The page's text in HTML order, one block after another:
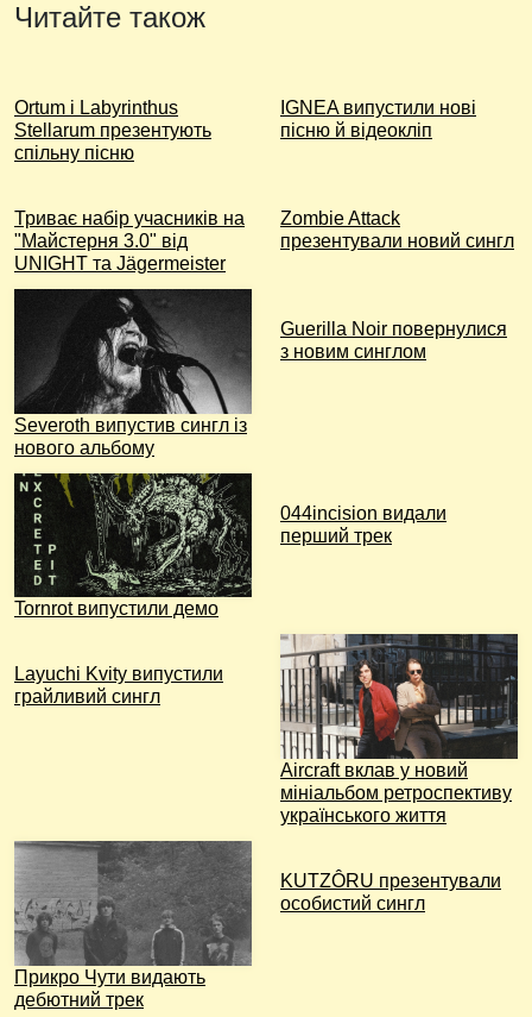
Читайте також
Ortum і Labyrinthus
Stellarum презентують
спільну пісню
IGNEA випустили нові
пісню й відеокліп
Триває набір учасників на
"Майстерня 3.0" від
UNIGHT та Jägermeister
Zombie Attack
презентували новий сингл
Severoth випустив сингл із
нового альбому
Guerilla Noir повернулися
з новим синглом
Tornrot випустили демо
044incision видали
перший трек
Layuchi Kvity випустили
грайливий сингл
Aircraft вклав у новий
мініальбом ретроспективу
українського життя
Прикро Чути видають
дебютний трек
KUTZÔRU презентували
особистий сингл